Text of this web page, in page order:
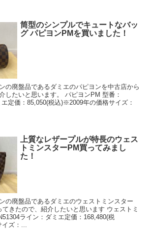
筒型のシンプルでキュートなバッ
グ パピヨンPMを買いました！
の廃盤品であるダミエのパピヨンを中古店から
したいと思います。 パピヨンPM 型番：
定価：85,050(税込)※2009年の価格サイズ：
上質なレザープルが特長のウェス
トミンスターPM買ってみまし
た！
の廃盤品であるダミエのウェストミンスター
きたので、紹介したいと思います ウェストミ
ライン：ダミエ定価：168,480(税
ズ：...